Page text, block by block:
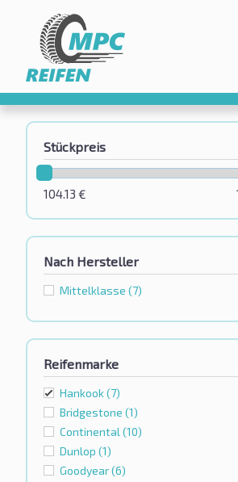
Stückpreis
104.13 €
Nach Hersteller
Mittelklasse (7)
Reifenmarke
Hankook (7)
Bridgestone (1)
Continental (10)
Dunlop (1)
Goodyear(6)